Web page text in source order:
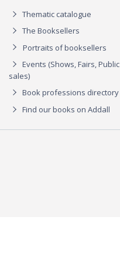
Thematic catalogue
The Booksellers
Portraits of booksellers
Events (Shows, Fairs, Public
sales)
Book professions directory
Find our books on Addall